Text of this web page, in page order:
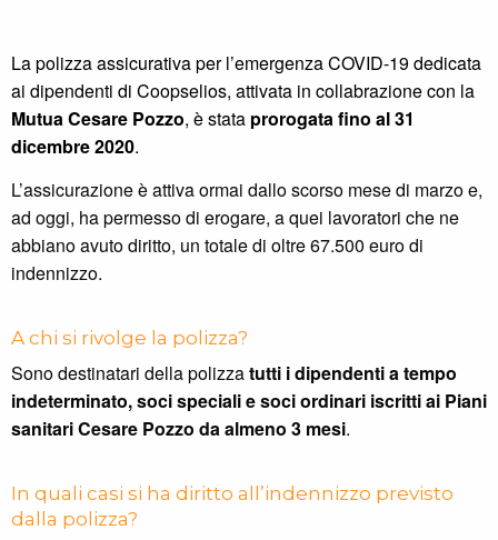
La polizza assicurativa per l’emergenza COVID-19 dedicata
ai dipendenti di Coopselios, attivata in collabrazione con la
Mutua Cesare Pozzo, è stata prorogata fino al 31
dicembre 2020.
L’assicurazione è attiva ormai dallo scorso mese di marzo e,
ad oggi, ha permesso di erogare, a quei lavoratori che ne
abbiano avuto diritto, un totale di oltre 67.500 euro di
indennizzo.
A chi si rivolge la polizza?
Sono destinatari della polizzatutti i dipendenti a tempo
indeterminato, soci speciali e soci ordinari iscritti ai Piani
sanitari Cesare Pozzo da almeno 3 mesi.
In quali casi si ha diritto all’indennizzo previsto
dalla polizza?